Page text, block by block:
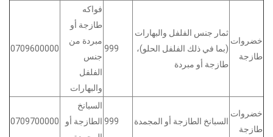
0709600000
فواكه
طازجة أو
مبردة من
جنس
الفلفل
والبهارات
999
ثمار جنس الفلفل والبهارات
(بما في ذلك الفلفل الحلو)،
طازجة أو مبردة
خضروات
طازجة
0709700000
السبانخ
الطازجة أو 999 السبانخ الطازجة أو المجمدة
خضروات
طازجة